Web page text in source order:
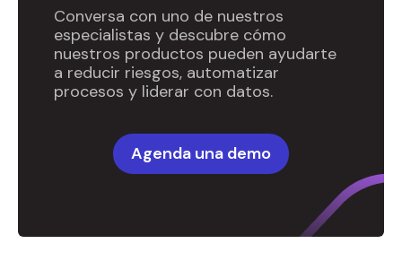
Conversa con uno de nuestros
especialistas y descubre cómo
nuestros productos pueden ayudarte
a reducir riesgos, automatizar
procesos y liderar con datos.
Agenda una demo